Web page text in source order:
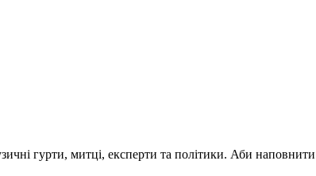
гурти, митці, експерти та політики. Аби